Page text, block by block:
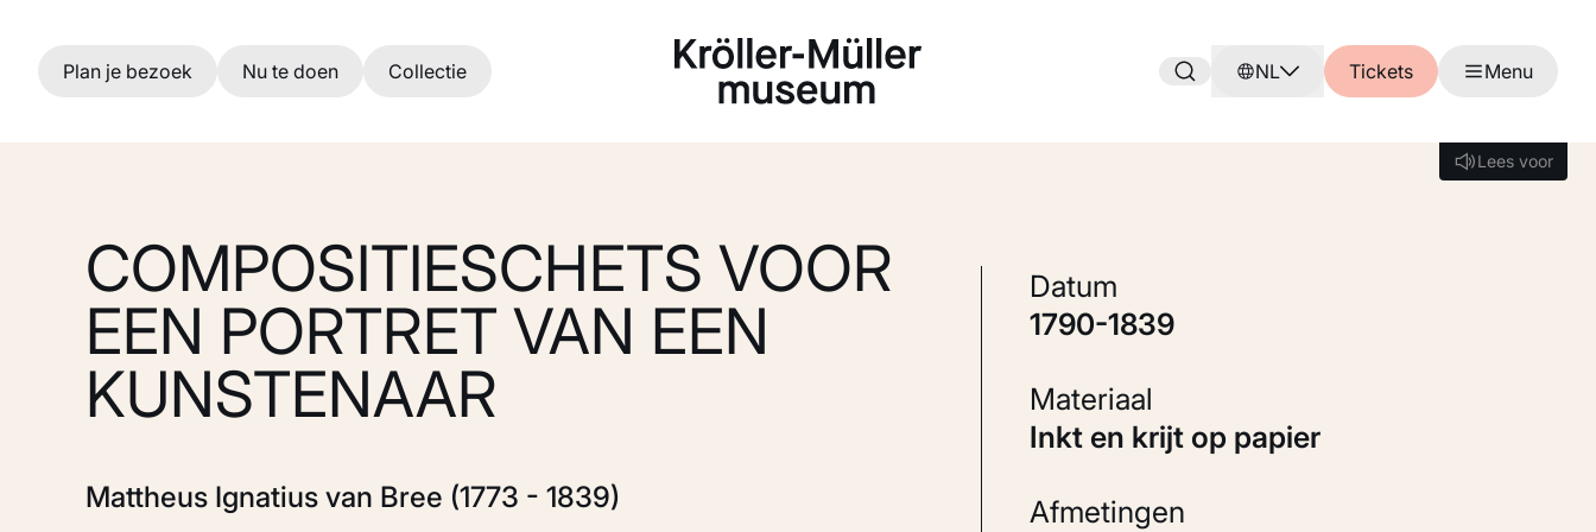
Ga naar hoofdinhoud
Plan je bezoek Nu te doen Collectie NL Tickets Menu
Lees voor
Lees voor
COMPOSITIESCHETS VOOR
EEN PORTRET VAN EEN
KUNSTENAAR
Mattheus Ignatius van Bree (1773 - 1839)
Datum
1790-1839
Materiaal
Inkt en krijt op papier
Afmetingen